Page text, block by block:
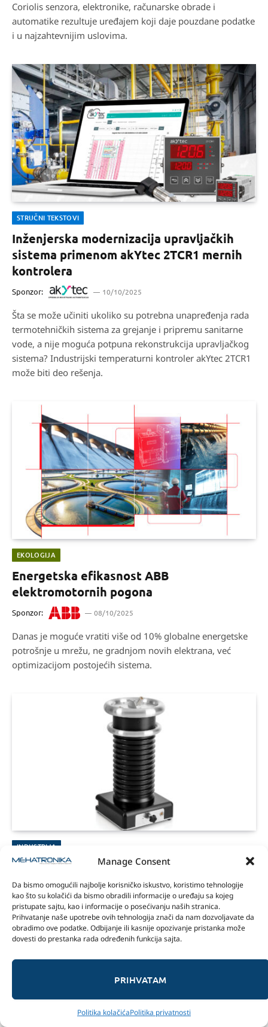
Manage Consent
Da bismo omogućili najbolje korisničko iskustvo, koristimo tehnologije
kao što su kolačići da bismo obradili informacije o uređaju sa kojeg
pristupate sajtu, kao i informacije o posećivanju naših stranica.
Prihvatanje naše upotrebe ovih tehnologija znači da nam dozvoljavate da
obradimo ove podatke. Odbijanje ili kasnije opozivanje pristanka može
dovesti do prestanka rada određenih funkcija sajta.
PRIHVATAM
Politika kolačićaPolitika privatnosti
Coriolis senzora, elektronike, računarske obrade i
automatike rezultuje uređajem koji daje pouzdane podatke
i u najzahtevnijim uslovima.
STRUČNI TEKSTOVI
Inženjerska modernizacija upravljačkih
sistema primenom akYtec 2TCR1 mernih
kontrolera
Sponzor: 10/10/2025
Šta se može učiniti ukoliko su potrebna unapređenja rada
termotehničkih sistema za grejanje i pripremu sanitarne
vode, a nije moguća potpuna rekonstrukcija upravljačkog
sistema? Industrijski temperaturni kontroler akYtec 2TCR1
može biti deo rešenja.
EKOLOGIJA
Energetska efikasnost ABB
elektromotornih pogona
Sponzor: 08/10/2025
Danas je moguće vratiti više od 10% globalne energetske
potrošnje u mrežu, ne gradnjom novih elektrana, već
optimizacijom postojećih sistema.
INDUSTRIJA
PDTD68 sistem za PD i TD dijagnostiku
srednjenaponskih kablova
Sponzor: 07/10/2025
b2 electronics je razvio PDTD68 – prenosivo rešenje za
dijagnostiku svih vrsta kablova srednjeg napona. PDTD68
omogućava istovremenu dijagnostiku delimičnog
naponom konstantne frekvencije bez dodatnih uređaja.